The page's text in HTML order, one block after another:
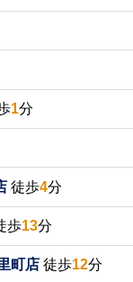
1分
徒歩4分
歩13分
町店 徒歩12分